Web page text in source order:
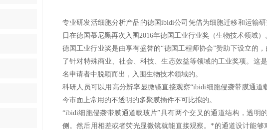
专业研发活细胞分析产品的德国ibidi公司凭借为细胞迁移和运输
日在德国慕尼黑再次入围 2016年德国工业行业奖（生物技术领域）
德国工业行业奖是由享有盛誉的“德国工程师协会”赞助下设立的，
了针对特殊商业、社会、科技、生态效益等领域的工业奖项。这是
名申请者中脱颖而出，入围生物技术领域的。
科研人员可以用高分辨率显微镜直接观察“ibidi细胞侵袭带膜通道
今市面上常用的不透明的多聚膜插件不可比拟的。
“ibidi细胞侵袭带膜通道载玻片”具有两个交叉的通道结构，透明
侧。然后用相差或者荧光显微镜就能直接观察。*的通道设计能